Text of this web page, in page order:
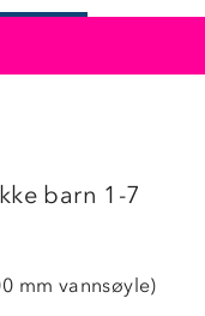
barn 1-7
mm vannsøyle)